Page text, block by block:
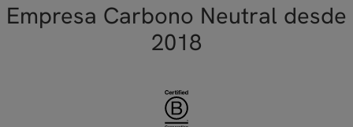
Empresa Carbono Neutral desde
2018